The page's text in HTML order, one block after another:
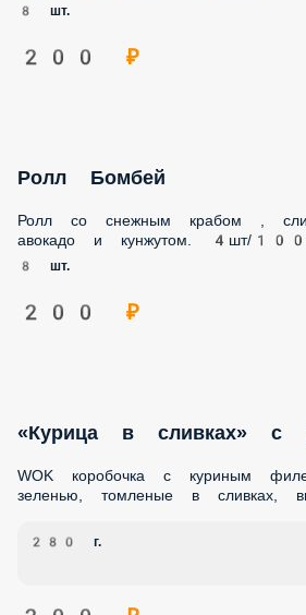
кунжутом. 4шт/100гр, 8шт/200гр.
8 шт.
томленые в сливках, вместе с удоном.